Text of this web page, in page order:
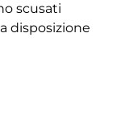
scusati
disposizione